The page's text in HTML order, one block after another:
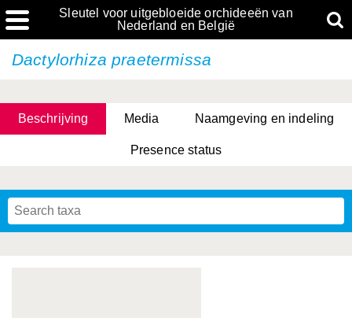
Sleutel voor uitgebloeide orchideeën van
Nederland en België
Dactylorhiza praetermissa
Beschrijving Media Naamgeving en indeling
Presence status